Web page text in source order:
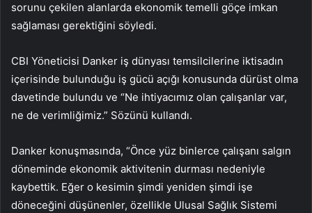
sorunu çekilen alanlarda ekonomik temelli göçe imkan
sağlaması gerektiğini söyledi.
CBI Yöneticisi Danker iş dünyası temsilcilerine iktisadın
içerisinde bulunduğu iş gücü açığı konusunda dürüst olma
davetinde bulundu ve “Ne ihtiyacımız olan çalışanlar var,
ne de verimliğimiz.” Sözünü kullandı.
Danker konuşmasında, “Önce yüz binlerce çalışanı salgın
döneminde ekonomik aktivitenin durması nedeniyle
kaybettik. Eğer o kesimin şimdi yeniden şimdi işe
döneceğini düşünenler, özellikle Ulusal Sağlık Sistemi